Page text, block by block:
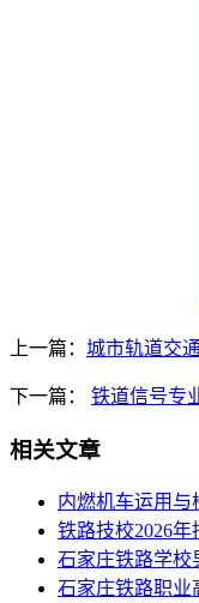
上一篇： 城市轨道交
下一篇： 铁道信号专
相关文章
内燃机车运用与
铁路技校2026年
石家庄铁路学校
石家庄铁路职业